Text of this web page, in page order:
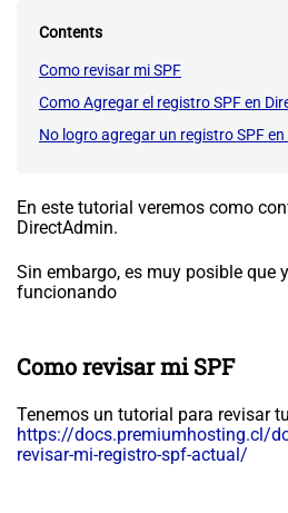
Contents
Como revisar mi SPF
Como Agregar el registro SPF en
No logro agregar un registro SPF
En este tutorial veremos como
DirectAdmin.
Sin embargo, es muy posible que
funcionando
Como revisar mi SPF
Tenemos un tutorial para revisar
https://docs.premiumhosting.cl/
revisar-mi-registro-spf-actual/